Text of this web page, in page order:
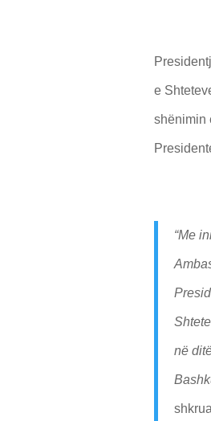
e
shënimin
“Me
në